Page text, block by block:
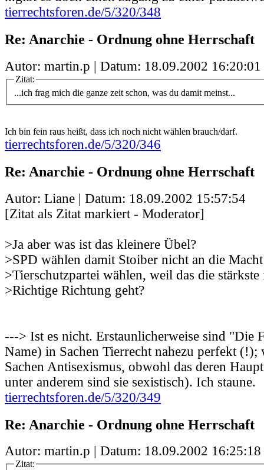
tierrechtsforen.de/5/320/348
Re: Anarchie - Ordnung ohne Herrschaft
Autor: martin.p | Datum: 18.09.2002 16:20:01
Zitat:
...ich frag mich die ganze zeit schon, was du damit meinst...
Ich bin fein raus heißt, dass ich noch nicht wählen brauch/darf.
tierrechtsforen.de/5/320/346
Re: Anarchie - Ordnung ohne Herrschaft
Autor: Liane | Datum: 18.09.2002 15:57:54
[Zitat als Zitat markiert - Moderator]
>Ja aber was ist das kleinere Übel?
>SPD wählen damit Stoiber nicht an die
>Tierschutzpartei wählen, weil das die
>Richtige Richtung geht?
---> Ist es nicht. Erstaunlicherweise sind "Die
Name) in Sachen Tierrecht nahezu perfekt (!);
Sachen Antisexismus, obwohl das deren
unter anderem sind sie sexistisch). Ich staune.
tierrechtsforen.de/5/320/349
Re: Anarchie - Ordnung ohne Herrschaft
Autor: martin.p | Datum: 18.09.2002 16:25:18
Zitat: